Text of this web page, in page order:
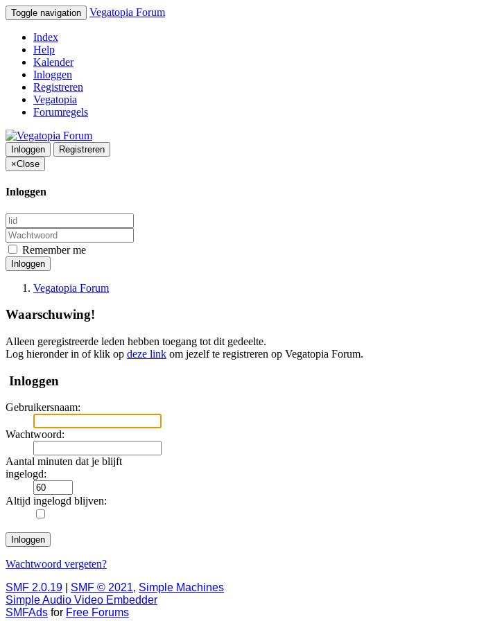
Toggle navigation Vegatopia Forum
Index
Help
Kalender
Inloggen
Registreren
Vegatopia
Forumregels
Inloggen
Registreren
×Close
Inloggen
Remember me
Inloggen
Vegatopia Forum
Waarschuwing!
Alleen geregistreerde leden hebben toegang tot dit gedeelte.
Log hieronder in of klik op deze link om jezelf te registreren op Vegatopia Forum.
Inloggen
Gebruikersnaam:
Wachtwoord:
Aantal minuten dat je blijft
ingelogd:
Altijd ingelogd blijven:
Wachtwoord vergeten?
SMF 2.0.19
SMF © 2021, Simple Machines
Simple Audio Video Embedder
SMFAds for Free Forums